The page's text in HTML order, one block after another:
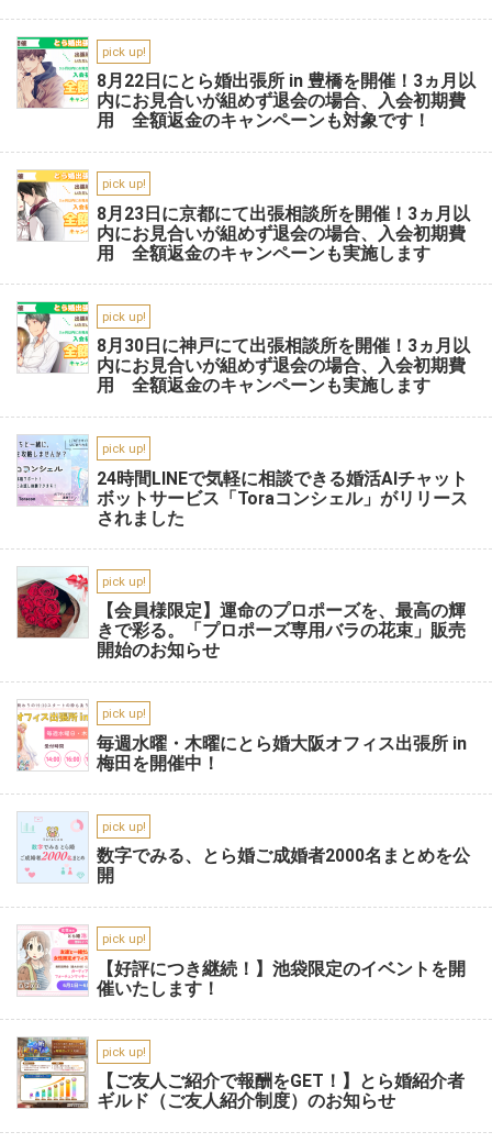
pick up!
8月22日にとら婚出張所 in 豊橋を開催！3ヵ月以
内にお見合いが組めず退会の場合、入会初期費
用 全額返金のキャンペーンも対象です！
pick up!
8月23日に京都にて出張相談所を開催！3ヵ月以
内にお見合いが組めず退会の場合、入会初期費
用 全額返金のキャンペーンも実施します
pick up!
8月30日に神戸にて出張相談所を開催！3ヵ月以
内にお見合いが組めず退会の場合、入会初期費
用 全額返金のキャンペーンも実施します
pick up!
24時間LINEで気軽に相談できる婚活AIチャット
ボットサービス「Toraコンシェル」がリリース
されました
pick up!
【会員様限定】運命のプロポーズを、最高の輝
きで彩る。「プロポーズ専用バラの花束」販売
開始のお知らせ
pick up!
毎週水曜・木曜にとら婚大阪オフィス出張所 in
梅田を開催中！
pick up!
数字でみる、とら婚ご成婚者2000名まとめを公
開
pick up!
【好評につき継続！】池袋限定のイベントを開
催いたします！
pick up!
【ご友人ご紹介で報酬をGET！】とら婚紹介者
ギルド（ご友人紹介制度）のお知らせ